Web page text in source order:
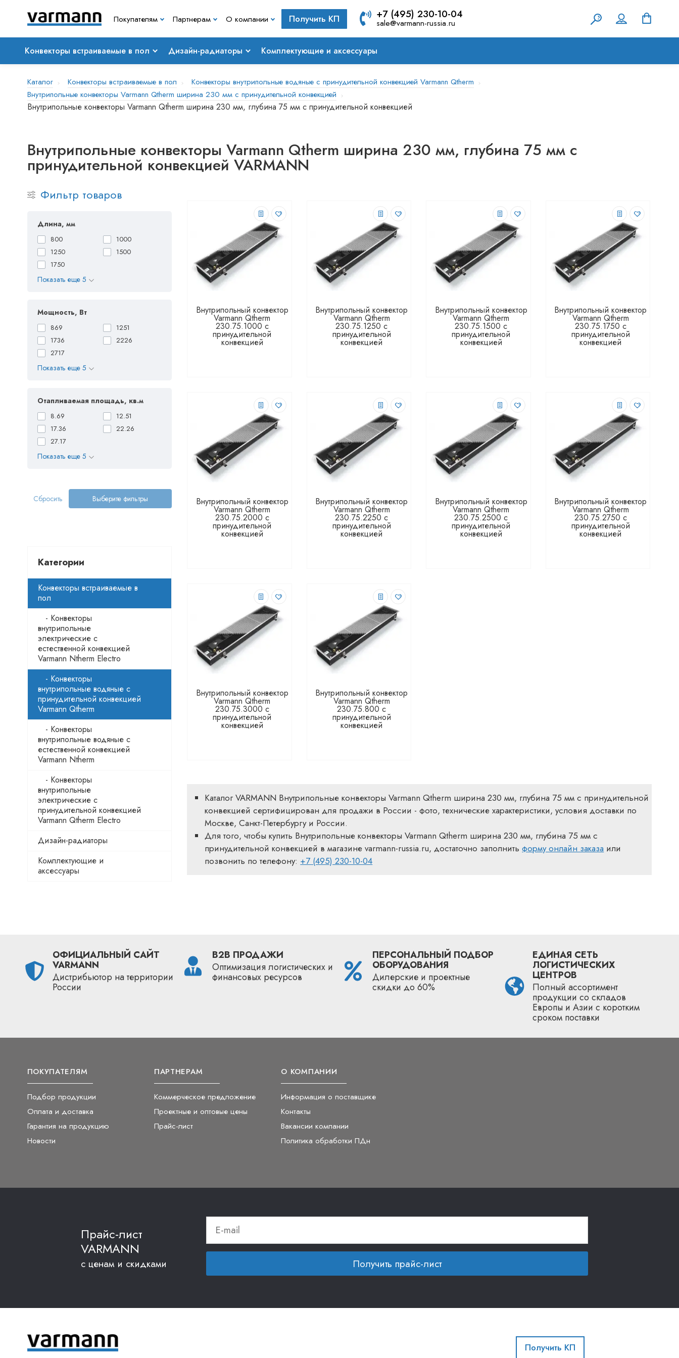
Покупателям Партнерам О компании Получить КП +7 (495) 230-10-04
sale@varmann-russia.ru
Конвекторы встраиваемые в пол Дизайн-радиаторы Комплектующие и аксессуары
Каталог Конвекторы встраиваемые в пол
Конвекторы внутрипольные водяные с принудительной конвекцией Varmann Qtherm
Внутрипольные конвекторы Varmann Qtherm ширина 230 мм с принудительной конвекцией
Внутрипольные конвекторы Varmann Qtherm ширина 230 мм, глубина 75 мм с принудительной конвекцией
Внутрипольные конвекторы Varmann Qtherm ширина 230 мм, глубина 75 мм с
принудительной конвекцией VARMANN
Фильтр товаров
Длина, мм
800
1000
1250
1500
1750
Показать еще 5
Мощность, Вт
869
1251
1736
2226
2717
Показать еще 5
Отапливаемая площадь, кв.м
8.69
12.51
17.36
22.26
27.17
Показать еще 5
Сбросить Выберите фильтры
Категории
Конвекторы встраиваемые в
пол
- Конвекторы
внутрипольные
электрические с
естественной конвекцией
Varmann Ntherm Electro
- Конвекторы
внутрипольные водяные с
принудительной конвекцией
Varmann Qtherm
- Конвекторы
внутрипольные водяные с
естественной конвекцией
Varmann Ntherm
- Конвекторы
внутрипольные
электрические с
принудительной конвекцией
Varmann Qtherm Electro
Дизайн-радиаторы
Комплектующие и
аксессуары
Внутрипольный конвектор
Varmann Qtherm
230.75.1000 с
принудительной
конвекцией
Внутрипольный конвектор
Varmann Qtherm
230.75.1250 с
принудительной
конвекцией
Внутрипольный конвектор
Varmann Qtherm
230.75.1500 с
принудительной
конвекцией
Внутрипольный конвектор
Varmann Qtherm
230.75.1750 с
принудительной
конвекцией
Внутрипольный конвектор
Varmann Qtherm
230.75.2000 с
принудительной
конвекцией
Внутрипольный конвектор
Varmann Qtherm
230.75.2250 с
принудительной
конвекцией
Внутрипольный конвектор
Varmann Qtherm
230.75.2500 с
принудительной
конвекцией
Внутрипольный конвектор
Varmann Qtherm
230.75.2750 с
принудительной
конвекцией
Внутрипольный конвектор
Varmann Qtherm
230.75.3000 с
принудительной
конвекцией
Внутрипольный конвектор
Varmann Qtherm
230.75.800 с
принудительной
конвекцией
Каталог VARMANN Внутрипольные конвекторы Varmann Qtherm ширина 230 мм, глубина 75 мм с принудительной
конвекцией сертифицирован для продажи в России - фото, технические характеристики, условия доставки по
Москве, Санкт-Петербургу и России.
Для того, чтобы купить Внутрипольные конвекторы Varmann Qtherm ширина 230 мм, глубина 75 мм с
принудительной конвекцией в магазине varmann-russia.ru, достаточно заполнитьформу онлайн заказа или
позвонить по телефону: +7 (495) 230-10-04
ОФИЦИАЛЬНЫЙ САЙТ
VARMANN
Дистрибьютор на территории
России
B2B ПРОДАЖИ
Оптимизация логистических и
финансовых ресурсов
ПЕРСОНАЛЬНЫЙ ПОДБОР
ОБОРУДОВАНИЯ
Дилерские и проектные
скидки до 60%
ЕДИНАЯ СЕТЬ
ЛОГИСТИЧЕСКИХ
ЦЕНТРОВ
Полный ассортимент
продукции со складов
Европы и Азии с коротким
сроком поставки
ПОКУПАТЕЛЯМ
Подбор продукции
Оплата и доставка
Гарантия на продукцию
Новости
ПАРТНЕРАМ
Коммерческое предложение
Проектные и оптовые цены
Прайс-лист
О КОМПАНИИ
Информация о поставщике
Контакты
Вакансии компании
Политика обработки ПДн
Прайс-лист
VARMANN
с ценам и скидками Получить прайс-лист
Получить КП